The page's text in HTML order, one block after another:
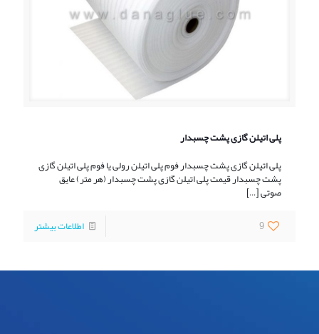
پلی اتیلن گازی پشت چسبدار
پلی اتیلن گازی پشت چسبدار فوم پلی اتیلن رولی یا فوم پلی اتیلن گازی
پشت چسبدار قیمت پلی اتیلن گازی پشت چسبدار (هر متر) عایق
صوتی[…]
9
اطلاعات بیشتر